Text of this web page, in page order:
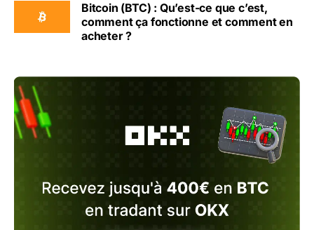
Bitcoin (BTC) : Qu’est-ce que c’est,
comment ça fonctionne et comment en
acheter ?